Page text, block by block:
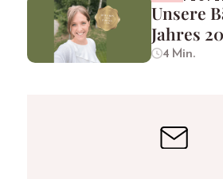
Unsere
Jahres
4 Min.